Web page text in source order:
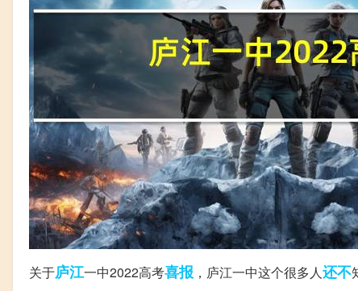
关于庐江一中2022高考喜报 ，庐江一中这个很多人还不